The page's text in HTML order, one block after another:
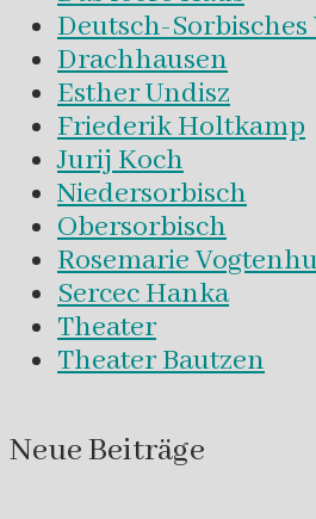
Deutsch-
Drachhausen
Esther Undisz
Friederik Holtkamp
Jurij Koch
Niedersorbisch
Obersorbisch
Rosemarie
Sercec Hanka
Theater
Theater Bautzen
Neue Beiträge